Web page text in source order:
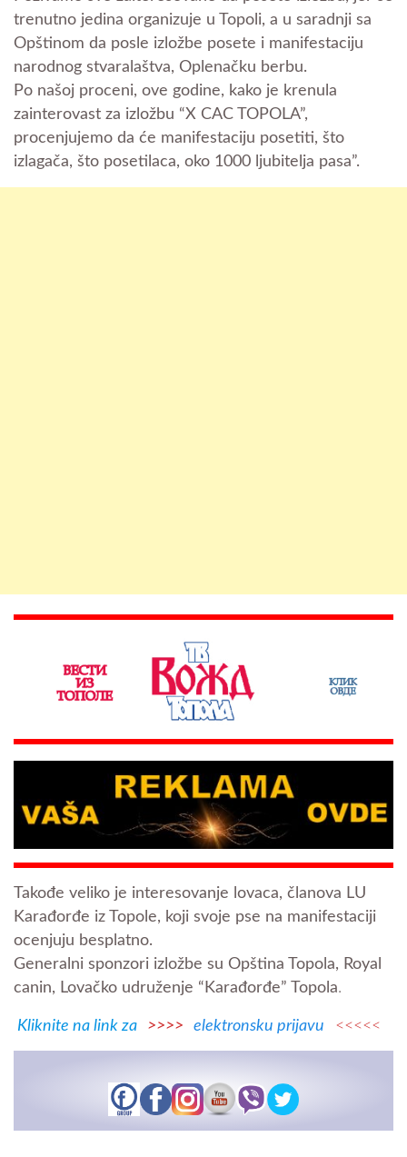
trenutno jedina organizuje u Topoli, a u saradnji sa
Opštinom da posle izložbe posete i manifestaciju
narodnog stvaralaštva, Oplenačku berbu.
Po našoj proceni, ove godine, kako je krenula
zainterovast za izložbu “X CAC TOPOLA”,
procenjujemo da će manifestaciju posetiti, što
izlagača, što posetilaca, oko 1000 ljubitelja pasa”.
Takođe veliko je interesovanje lovaca, članova LU
Karađorđe iz Topole, koji svoje pse na manifestaciji
ocenjuju besplatno.
Generalni sponzori izložbe su Opština Topola, Royal
canin, Lovačko udruženje “Karađorđe” Topola.
Kliknite na link za >>>> elektronsku prijavu <<<<<